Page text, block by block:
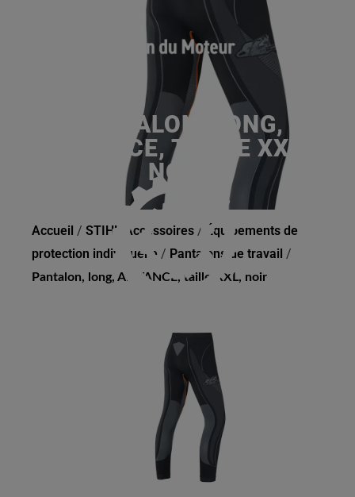
PANTALON, LONG,
ADVANCE, TAILLE XXL,
NOIR
Accueil / STIHL Accessoires /
Équipements de
protection individuelle / Pantalons de travail /
Pantalon, long, ADVANCE, taille XXL, noir